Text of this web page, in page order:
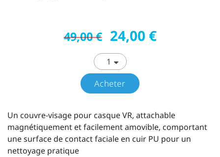
49,00 € 24,00 €
Acheter
Un couvre-visage pour casque VR, attachable
magnétiquement et facilement amovible, comportant
une surface de contact faciale en cuir PU pour un
nettoyage pratique